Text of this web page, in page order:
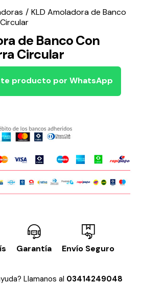
KLD Amoladora de Banco
de Banco Con
Circular
producto por WhatsApp
Garantía Envío Seguro
Llamanos al 03414249048